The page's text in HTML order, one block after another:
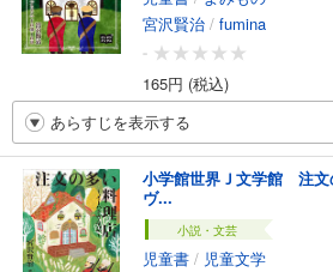
宮沢賢治 / fumina
-
165円 (税込)
あらすじを表示する
小学館世界Ｊ文学館 注文
ヴ...
小説・文芸
児童書 / 児童文学